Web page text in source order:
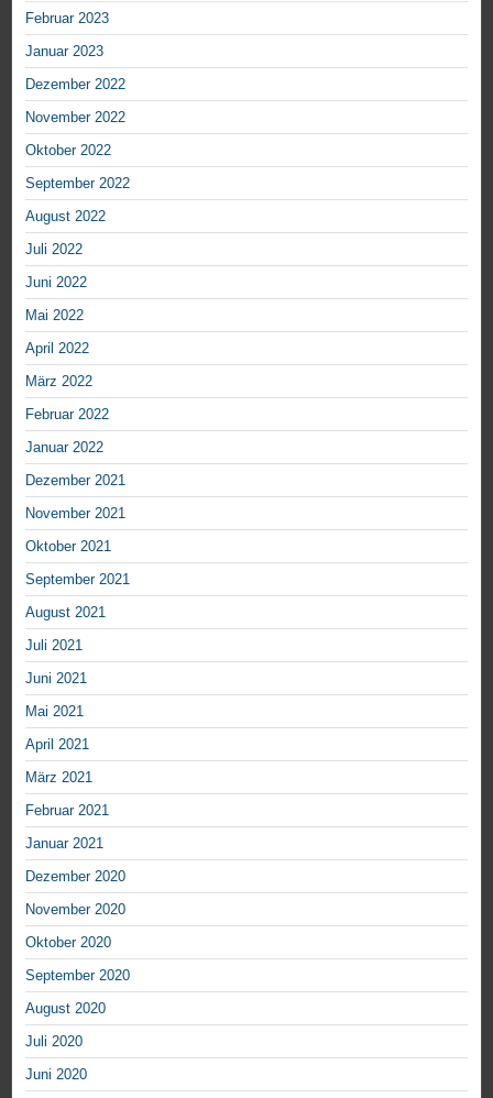
Februar 2023
Januar 2023
Dezember 2022
November 2022
Oktober 2022
September 2022
August 2022
Juli 2022
Juni 2022
Mai 2022
April 2022
März 2022
Februar 2022
Januar 2022
Dezember 2021
November 2021
Oktober 2021
September 2021
August 2021
Juli 2021
Juni 2021
Mai 2021
April 2021
März 2021
Februar 2021
Januar 2021
Dezember 2020
November 2020
Oktober 2020
September 2020
August 2020
Juli 2020
Juni 2020